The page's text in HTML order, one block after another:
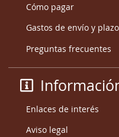
Cómo pagar
Gastos de envío y
Preguntas frecuentes
Enlaces de interés
Aviso legal